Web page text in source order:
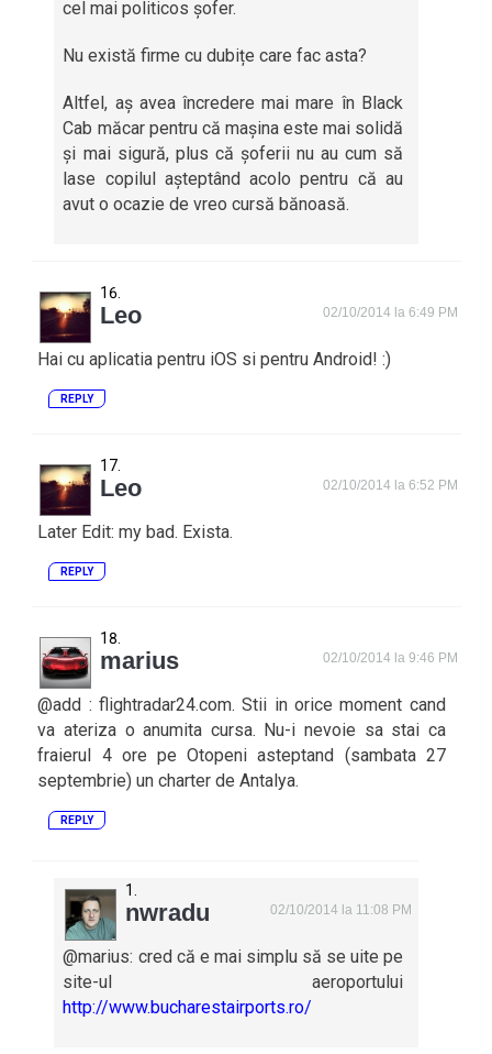
cel mai politicos șofer.
Nu există firme cu dubițe care fac asta?
Altfel, aș avea încredere mai mare în Black
Cab măcar pentru că mașina este mai solidă
și mai sigură, plus că șoferii nu au cum să
lase copilul așteptând acolo pentru că au
avut o ocazie de vreo cursă bănoasă.
Leo 02/10/2014 la 6:49 PM
Hai cu aplicatia pentru iOS si pentru Android! :)
REPLY
Leo 02/10/2014 la 6:52 PM
Later Edit: my bad. Exista.
REPLY
marius 02/10/2014 la 9:46 PM
@add : flightradar24.com. Stii in orice moment cand
va ateriza o anumita cursa. Nu-i nevoie sa stai ca
fraierul 4 ore pe Otopeni asteptand (sambata 27
septembrie) un charter de Antalya.
REPLY
nwradu 02/10/2014 la 11:08 PM
@marius: cred că e mai simplu să se uite pe
site-ul aeroportului
http://www.bucharestairports.ro/